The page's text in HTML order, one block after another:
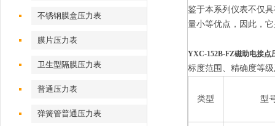
不锈钢膜盒压力表
膜片压力表
卫生型隔膜压力表
普通压力表
弹簧管普通压力表
鉴于本系列仪表不仅
量小等优点，因此，
YXC-152B-FZ磁助电接点
标度范围、精确度等
类型 型